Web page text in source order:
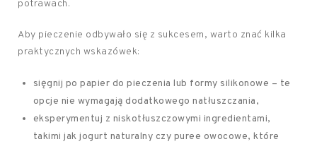
potrawach.
Aby pieczenie odbywało się z sukcesem, warto znać kilka
praktycznych wskazówek:
sięgnij po papier do pieczenia lub formy silikonowe – te
opcje nie wymagają dodatkowego natłuszczania,
eksperymentuj z niskotłuszczowymi ingredientami,
takimi jak jogurt naturalny czy puree owocowe, które